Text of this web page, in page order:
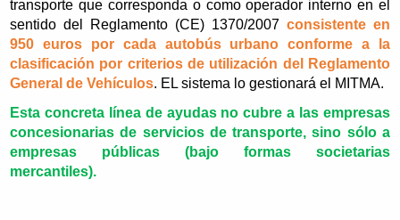
transporte que corresponda o como operador interno en el
sentido del Reglamento (CE) 1370/2007 consistente en
950 euros por cada autobús urbano conforme a la
clasificación por criterios de utilización del Reglamento
General de Vehículos. EL sistema lo gestionará el MITMA.
Esta concreta línea de ayudas no cubre a las empresas
concesionarias de servicios de transporte, sino sólo a
empresas públicas (bajo formas societarias
mercantiles).